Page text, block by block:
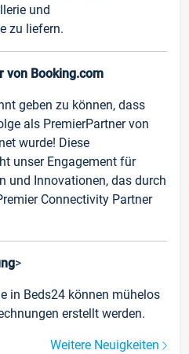
und
zu liefern.
von Booking.com
geben zu können, dass
als PremierPartner von
wurde! Diese
unser Engagement für
und Innovationen, das durch
Connectivity Partner
>
in Beds24 können mühelos
erstellt werden.
Weitere Neuigkeiten